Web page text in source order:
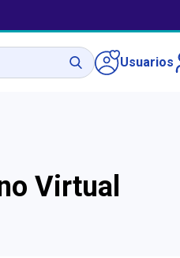
Usuarios
Virtual